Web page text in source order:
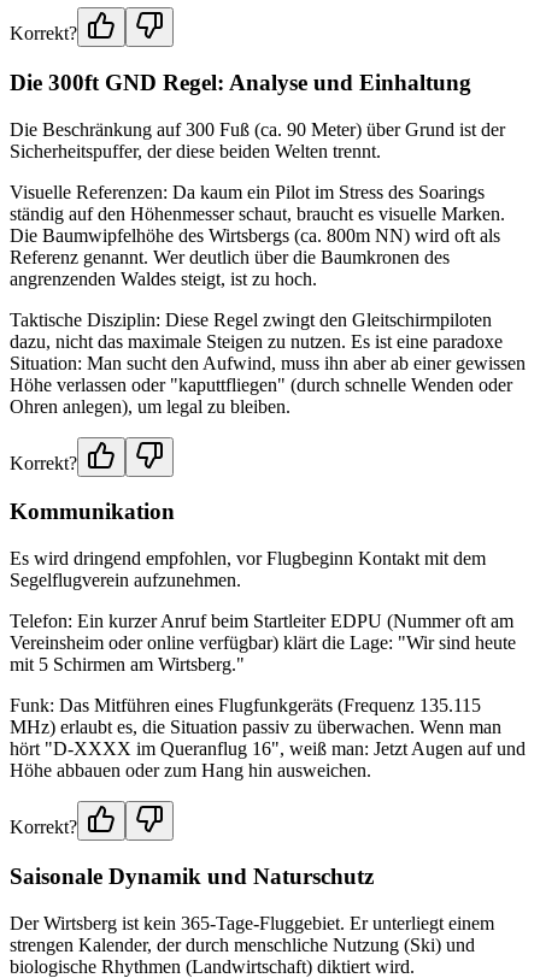
Korrekt?
Die 300ft GND Regel: Analyse und Einhaltung
Die Beschränkung auf 300 Fuß (ca. 90 Meter) über Grund ist der
Sicherheitspuffer, der diese beiden Welten trennt.
Visuelle Referenzen: Da kaum ein Pilot im Stress des Soarings
ständig auf den Höhenmesser schaut, braucht es visuelle Marken.
Die Baumwipfelhöhe des Wirtsbergs (ca. 800m NN) wird oft als
Referenz genannt. Wer deutlich über die Baumkronen des
angrenzenden Waldes steigt, ist zu hoch.
Taktische Disziplin: Diese Regel zwingt den Gleitschirmpiloten
dazu, nicht das maximale Steigen zu nutzen. Es ist eine paradoxe
Situation: Man sucht den Aufwind, muss ihn aber ab einer gewissen
Höhe verlassen oder "kaputtfliegen" (durch schnelle Wenden oder
Ohren anlegen), um legal zu bleiben.
Korrekt?
Kommunikation
Es wird dringend empfohlen, vor Flugbeginn Kontakt mit dem
Segelflugverein aufzunehmen.
Telefon: Ein kurzer Anruf beim Startleiter EDPU (Nummer oft am
Vereinsheim oder online verfügbar) klärt die Lage: "Wir sind heute
mit 5 Schirmen am Wirtsberg."
Funk: Das Mitführen eines Flugfunkgeräts (Frequenz 135.115
MHz) erlaubt es, die Situation passiv zu überwachen. Wenn man
hört "D-XXXX im Queranflug 16", weiß man: Jetzt Augen auf und
Höhe abbauen oder zum Hang hin ausweichen.
Korrekt?
Saisonale Dynamik und Naturschutz
Der Wirtsberg ist kein 365-Tage-Fluggebiet. Er unterliegt einem
strengen Kalender, der durch menschliche Nutzung (Ski) und
biologische Rhythmen (Landwirtschaft) diktiert wird.